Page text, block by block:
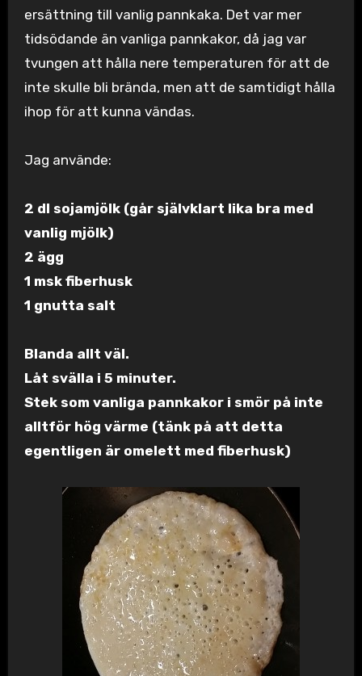
ersättning till vanlig pannkaka. Det var mer
tidsödande än vanliga pannkakor, då jag var
tvungen att hålla nere temperaturen för att de
inte skulle bli brända, men att de samtidigt hålla
ihop för att kunna vändas.
Jag använde:
2 dl sojamjölk (går självklart lika bra med
vanlig mjölk)
2 ägg
1 msk fiberhusk
1 gnutta salt
Blanda allt väl.
Låt svälla i 5 minuter.
Stek som vanliga pannkakor i smör på inte
alltför hög värme (tänk på att detta
egentligen är omelett med fiberhusk)